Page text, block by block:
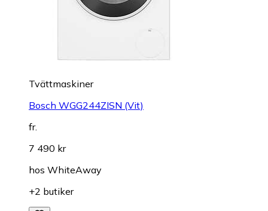
Tvättmaskiner
Bosch WGG244ZISN (Vit)
fr.
7 490 kr
hos WhiteAway
+2 butiker